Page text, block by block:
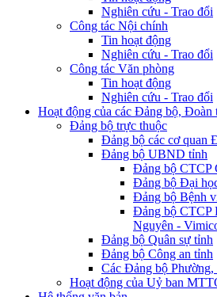
Nghiên cứu - Trao đổi
Công tác Nội chính
Tin hoạt động
Nghiên cứu - Trao đổi
Công tác Văn phòng
Tin hoạt động
Nghiên cứu - Trao đổi
Hoạt động của các Đảng bộ, Đoàn
Đảng bộ trực thuộc
Đảng bộ các cơ quan
Đảng bộ UBND tỉnh
Đảng bộ CTCP
Đảng bộ Đại
Đảng bộ Bệnh
Đảng bộ CTCP
Nguyên -
Đảng bộ Quân sự tỉnh
Đảng bộ Công an tỉnh
Các Đảng bộ Phường,
Hoạt động của Uỷ ban